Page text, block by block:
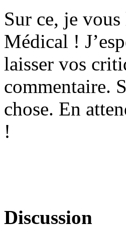
Sur ce, je
Médical !
laisser vos
commentaire.
chose. En
!
Discussion